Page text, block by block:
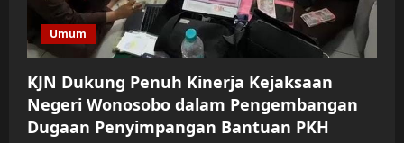
Umum
KJN Dukung Penuh Kinerja Kejaksaan
Negeri Wonosobo dalam Pengembangan
Dugaan Penyimpangan Bantuan PKH